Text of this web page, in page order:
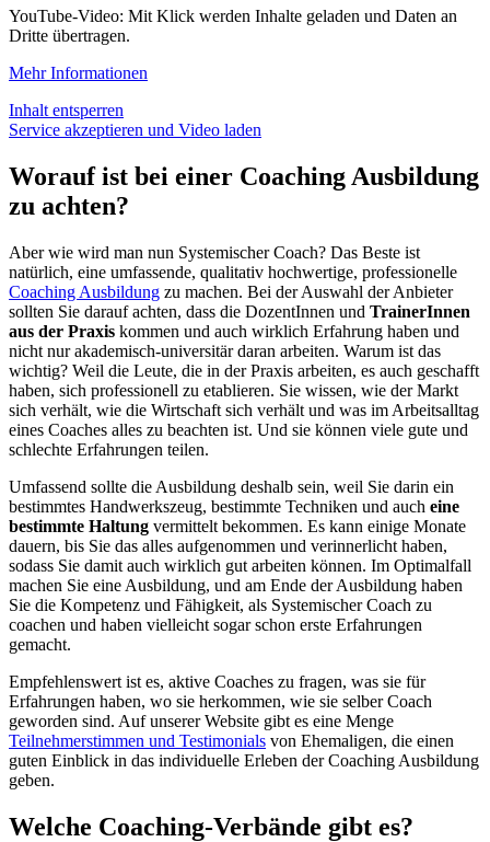
YouTube-Video: Mit Klick werden Inhalte geladen und Daten an
Dritte übertragen.
Mehr Informationen
Inhalt entsperren
Service akzeptieren und Video laden
Worauf ist bei einer Coaching Ausbildung
zu achten?
Aber wie wird man nun Systemischer Coach? Das Beste ist
natürlich, eine umfassende, qualitativ hochwertige, professionelle
Coaching Ausbildung zu machen. Bei der Auswahl der Anbieter
sollten Sie darauf achten, dass die DozentInnen und TrainerInnen
aus der Praxis kommen und auch wirklich Erfahrung haben und
nicht nur akademisch-universitär daran arbeiten. Warum ist das
wichtig? Weil die Leute, die in der Praxis arbeiten, es auch geschafft
haben, sich professionell zu etablieren. Sie wissen, wie der Markt
sich verhält, wie die Wirtschaft sich verhält und was im Arbeitsalltag
eines Coaches alles zu beachten ist. Und sie können viele gute und
schlechte Erfahrungen teilen.
Umfassend sollte die Ausbildung deshalb sein, weil Sie darin ein
bestimmtes Handwerkszeug, bestimmte Techniken und auch eine
bestimmte Haltung vermittelt bekommen. Es kann einige Monate
dauern, bis Sie das alles aufgenommen und verinnerlicht haben,
sodass Sie damit auch wirklich gut arbeiten können. Im Optimalfall
machen Sie eine Ausbildung, und am Ende der Ausbildung haben
Sie die Kompetenz und Fähigkeit, als Systemischer Coach zu
coachen und haben vielleicht sogar schon erste Erfahrungen
gemacht.
Empfehlenswert ist es, aktive Coaches zu fragen, was sie für
Erfahrungen haben, wo sie herkommen, wie sie selber Coach
geworden sind. Auf unserer Website gibt es eine Menge
Teilnehmerstimmen und Testimonials von Ehemaligen, die einen
guten Einblick in das individuelle Erleben der Coaching Ausbildung
geben.
Welche Coaching-Verbände gibt es?